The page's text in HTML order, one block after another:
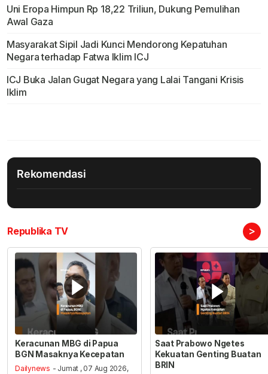
Uni Eropa Himpun Rp 18,22 Triliun, Dukung Pemulihan
Awal Gaza
Masyarakat Sipil Jadi Kunci Mendorong Kepatuhan
Negara terhadap Fatwa Iklim ICJ
ICJ Buka Jalan Gugat Negara yang Lalai Tangani Krisis
Iklim
Rekomendasi
Republika TV >
Keracunan MBG di Papua
BGN Masaknya Kecepatan
Dailynews - Jumat , 07 Aug 2026,
Saat Prabowo Ngetes
Kekuatan Genting Buatan
BRIN